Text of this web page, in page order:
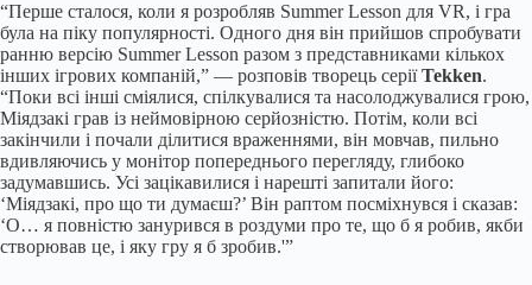
“Перше сталося, коли я розробляв Summer Lesson для VR, і гра
була на піку популярності. Одного дня він прийшов спробувати
ранню версію Summer Lesson разом з представниками кількох
інших ігрових компаній,” — розповів творець серіїTekken.
“Поки всі інші сміялися, спілкувалися та насолоджувалися грою,
Міядзакі грав із неймовірною серйозністю. Потім, коли всі
закінчили і почали ділитися враженнями, він мовчав, пильно
вдивляючись у монітор попереднього перегляду, глибоко
задумавшись. Усі зацікавилися і нарешті запитали його:
‘Міядзакі, про що ти думаєш?’ Він раптом посміхнувся і сказав:
‘О… я повністю занурився в роздуми про те, що б я робив, якби
створював це, і яку гру я б зробив.'”